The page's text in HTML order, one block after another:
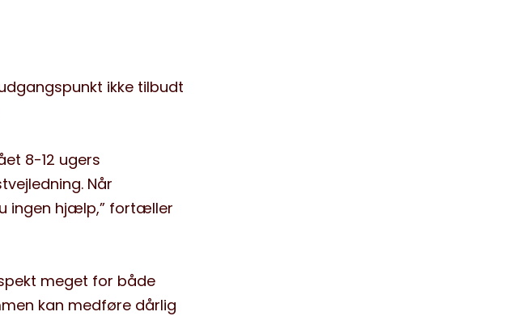
ikke tilbudt
8-12 ugers
Når
ingen hjælp,” fortæller
meget for både
kan medføre dårlig